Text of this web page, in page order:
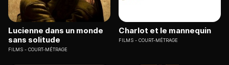
Lucienne dans un monde
sans solitude
FILMS COURT-MÉTRAGE
Charlot et le mannequin
FILMS COURT-MÉTRAGE